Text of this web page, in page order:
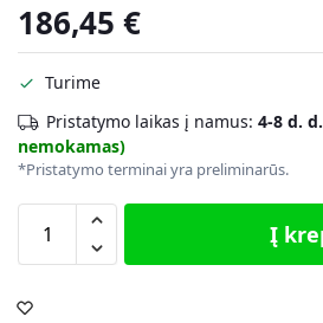
186,45 €
Turime
Pristatymo laikas į namus: 4-8 d. d.
nemokamas)
*Pristatymo terminai yra preliminarūs.
Į